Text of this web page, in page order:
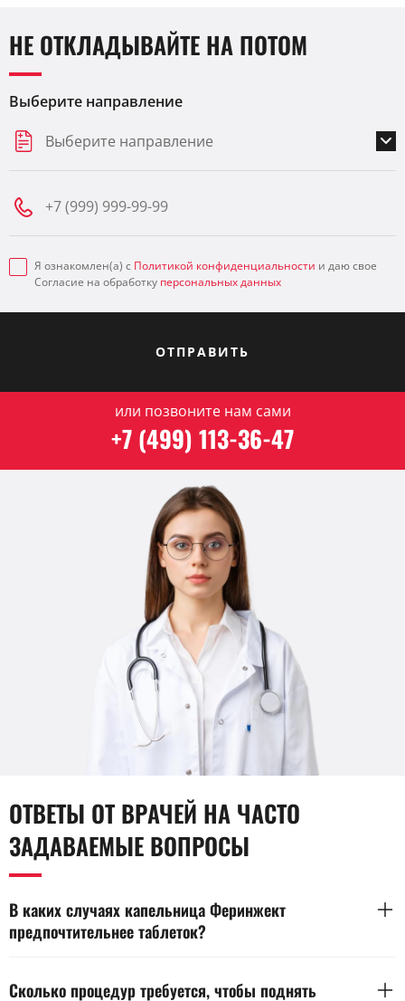
НЕ ОТКЛАДЫВАЙТЕ НА ПОТОМ
Выберите направление
Выберите направление
Я ознакомлен(а) с Политикой конфиденциальности и даю свое
Согласие на обработку персональных данных
ОТПРАВИТЬ
или позвоните нам сами
+7 (499) 113-36-47
ОТВЕТЫ ОТ ВРАЧЕЙ НА ЧАСТО
ЗАДАВАЕМЫЕ ВОПРОСЫ
В каких случаях капельница Феринжект
предпочтительнее таблеток?
дефиците, плохой переносимости таблетированных форм
Сколько процедур требуется, чтобы поднять